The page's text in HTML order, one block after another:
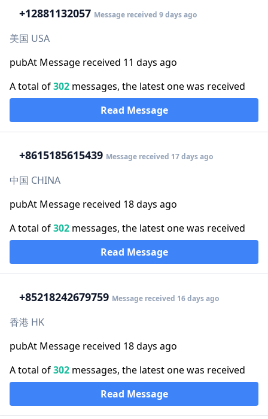
+12881132057 Message received 9 days ago
美国 USA
pubAt Message received 11 days ago
A total of302 messages, the latest one was received
Read Message
+8615185615439 Message received 17 days ago
中国 CHINA
pubAt Message received 18 days ago
A total of302 messages, the latest one was received
Read Message
+85218242679759 Message received 16 days ago
香港 HK
pubAt Message received 18 days ago
A total of302 messages, the latest one was received
Read Message